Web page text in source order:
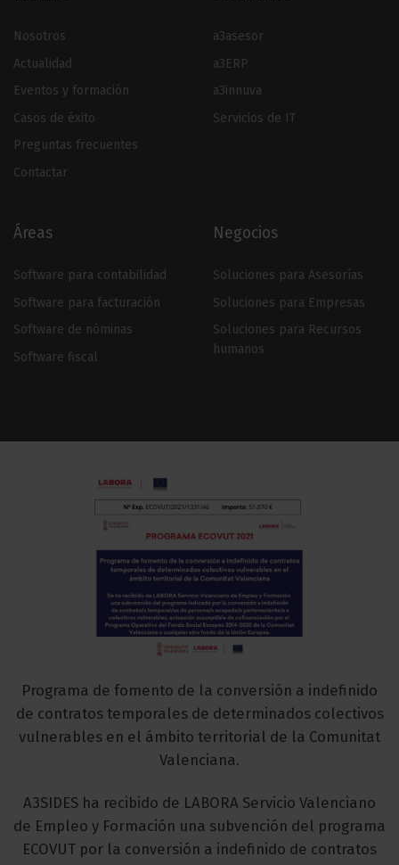
Nosotros
Actualidad
Eventos y formación
Casos de éxito
Preguntas frecuentes
Contactar
a3asesor
a3ERP
a3innuva
Servicios de IT
Áreas
Software para contabilidad
Software para facturación
Software de nóminas
Software fiscal
Negocios
Soluciones para Asesorías
Soluciones para Empresas
Soluciones para Recursos
humanos
Programa de fomento de la conversión a indefinido
de contratos temporales de determinados colectivos
vulnerables en el ámbito territorial de la Comunitat
Valenciana.
A3SIDES ha recibido de LABORA Servicio Valenciano
de Empleo y Formación una subvención del programa
ECOVUT por la conversión a indefinido de contratos